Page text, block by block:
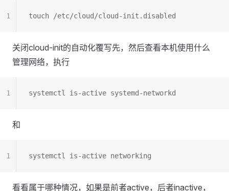
touch /etc/cloud/cloud-init.disabled
1
关闭cloud-init的自动化覆写先，然后查看本机使用什么
管理网络，执行
systemctl is-active systemd-networkd
1
和
systemctl is-active networking
1
看看属于哪种情况，如果是前者active，后者inactive，